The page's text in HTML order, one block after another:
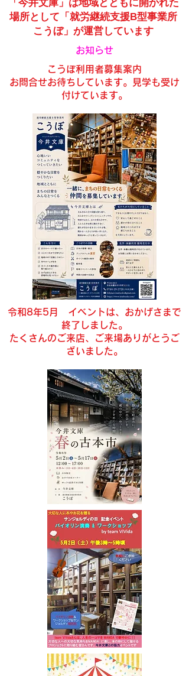
「今井文庫」は地域とともに開かれた
場所として 「就労継続支援B型事業所
こうぼ」が運営しています
​お知らせ
​こうぼ利用者募集案内
​お問合せお待ちしています。見学も受け
付けています。
令和8年5月 イベントは、おかげさまで
終了しました。
​たくさんのご来店、ご来場ありがとうご
ざいました。